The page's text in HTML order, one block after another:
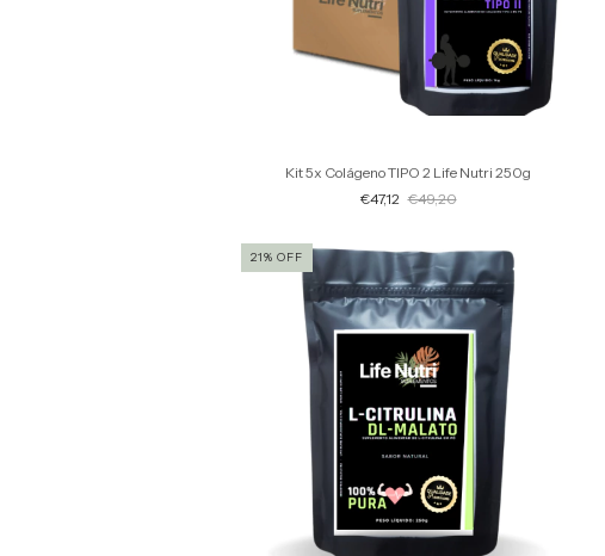
Kit 5x Colágeno TIPO 2 Life Nutri 250g
€47,12 €49,20
21% OFF